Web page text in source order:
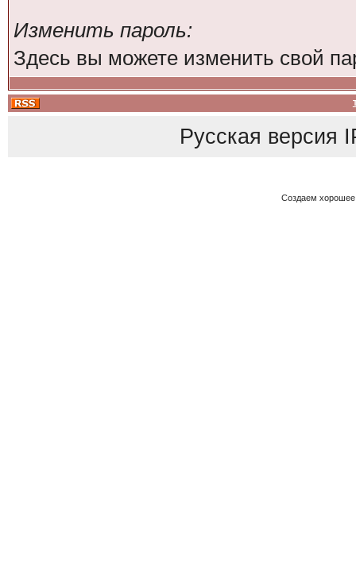
Изменить пароль:
Здесь вы можете изменить свой
Русская версия
Создаем